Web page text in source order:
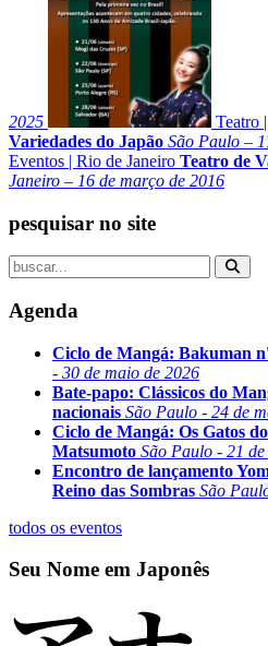
2025 Teatro |
Variedades do Japão São Paulo –
Eventos | Rio de Janeiro Teatro de
Janeiro – 16 de março de 2016
pesquisar no site
Agenda
Ciclo de Mangá: Bakuman
- 30 de maio de 2026
Bate-papo: Clássicos do
nacionais São Paulo - 24 de
Ciclo de Mangá: Os Gatos
Matsumoto São Paulo - 21
Encontro de lançamento
Reino das Sombras São
todos os eventos
Seu Nome em Japonês